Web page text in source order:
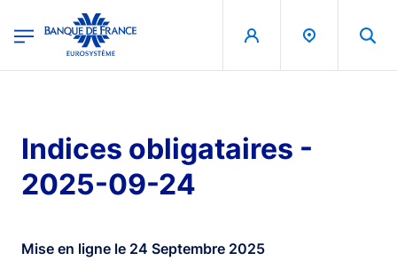
Banque de France - Menu Principal
Indices obligataires -
2025-09-24
Mise en ligne le 24 Septembre 2025